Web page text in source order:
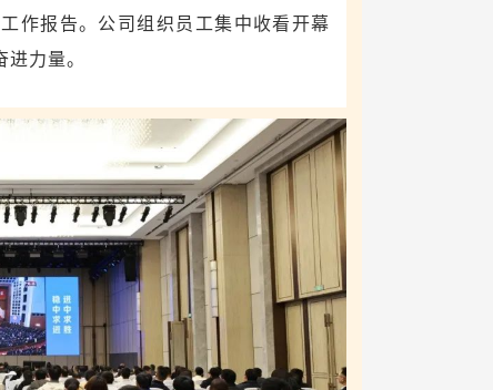
作报告。公司组织员工集中收看开幕
力量。